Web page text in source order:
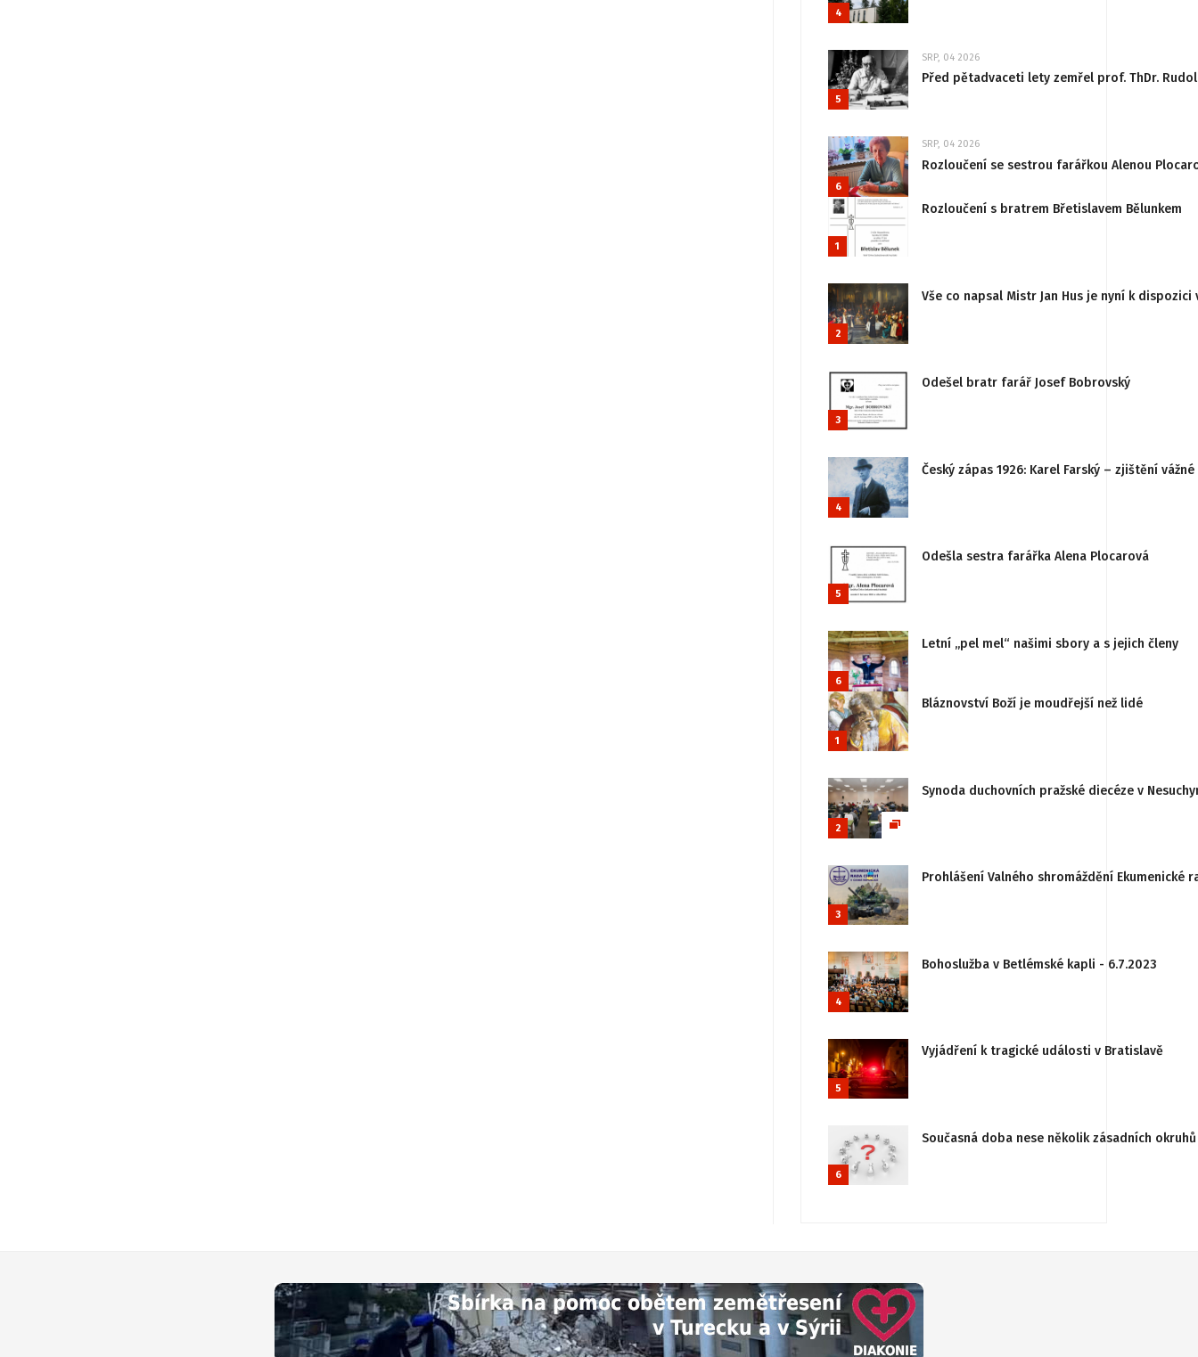
4
5
SRP, 04 2026
Před pětadvaceti lety zemřel prof. ThDr.
6
SRP, 04 2026
Rozloučení se sestrou farářkou Alenou
1
Rozloučení s bratrem Břetislavem Bělunkem
2
Vše co napsal Mistr Jan Hus je nyní k
3
Odešel bratr farář Josef Bobrovský
4
Český zápas 1926: Karel Farský – zjištění
5
Odešla sestra farářka Alena Plocarová
6
Letní „pel mel“ našimi sbory a s jejich členy
1
Bláznovství Boží je moudřejší než lidé
2
Synoda duchovních pražské diecéze v
3
Prohlášení Valného shromáždění
4
Bohoslužba v Betlémské kapli - 6.7.2023
5
Vyjádření k tragické události v Bratislavě
6
Současná doba nese několik zásadních